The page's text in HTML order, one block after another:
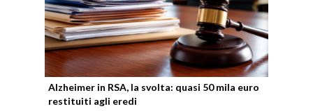
Alzheimer in RSA, la svolta: quasi 50 mila euro
restituiti agli eredi